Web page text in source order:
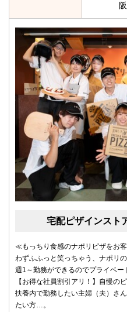
宅配ピザインスト
≪もっちり食感のナポリピザをお
わずふふっと笑っちゃう、ナポリ
週1～勤務ができるのでプライベー
【お得な社員割引アリ！】自慢の
扶養内で勤務したい主婦（夫）さ
たい方…。